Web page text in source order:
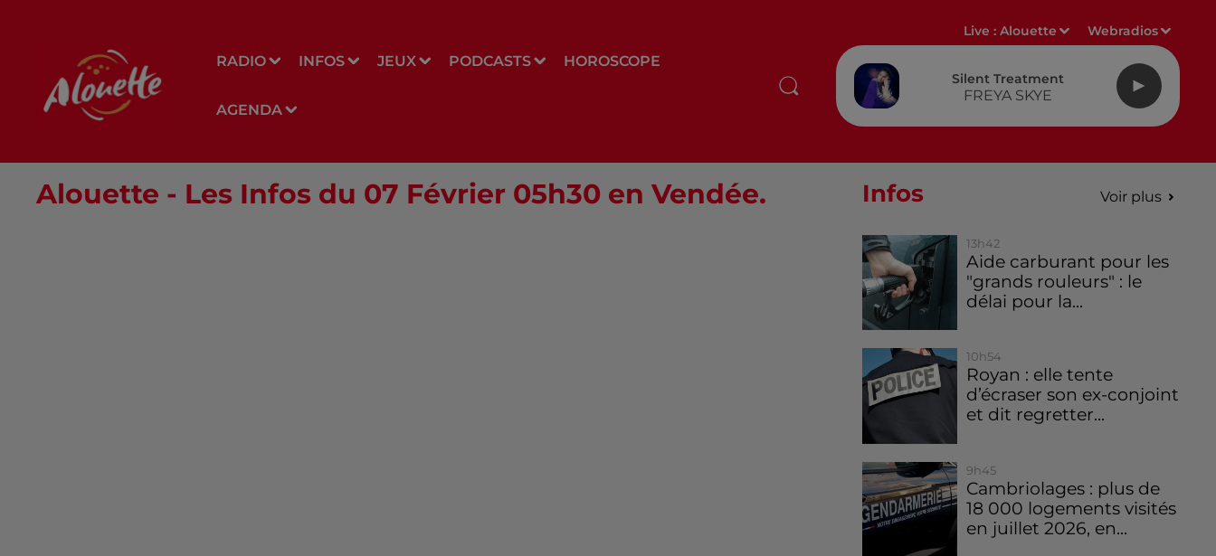
RADIO INFOS JEUX PODCASTS HOROSCOPE
AGENDA
Live :Alouette Webradios
Silent Treatment
FREYA SKYE
Alouette - Les Infos du 07 Février 05h30 en Vendée. Infos Voir plus
13h42
Aide carburant pour les
"grands rouleurs" : le
délai pour la...
10h54
Royan : elle tente
d’écraser son ex-conjoint
et dit regretter...
9h45
Cambriolages : plus de
18 000 logements visités
en juillet 2026, en...